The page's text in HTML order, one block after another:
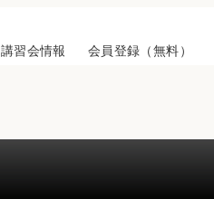
講習会情報 会員登録（無料）